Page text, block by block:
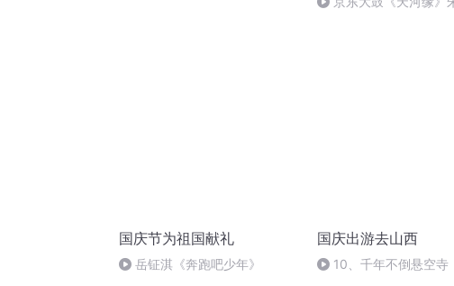
国庆节为祖国献礼
岳钲淇《奔跑吧少年》
国庆出游去山西
10、千年不倒悬空寺